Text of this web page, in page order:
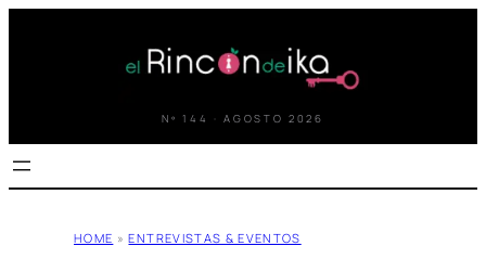
Nº 144 · AGOSTO 2026
HOME » ENTREVISTAS & EVENTOS